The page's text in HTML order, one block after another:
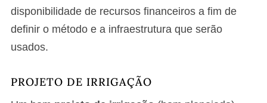
disponibilidade de recursos financeiros a fim de
definir o método e a infraestrutura que serão
usados.
PROJETO DE IRRIGAÇÃO